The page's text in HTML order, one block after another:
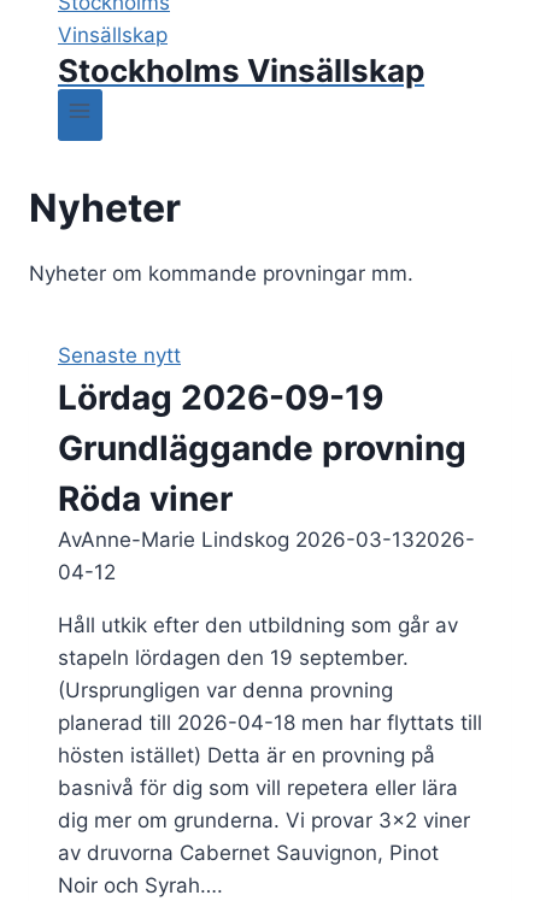
Stockholms Vinsällskap
Nyheter
Nyheter om kommande provningar mm.
Senaste nytt
Lördag 2026-09-19
Grundläggande provning
Röda viner
AvAnne-Marie Lindskog 2026-03-132026-
04-12
Håll utkik efter den utbildning som går av
stapeln lördagen den 19 september.
(Ursprungligen var denna provning
planerad till 2026-04-18 men har flyttats till
hösten istället) Detta är en provning på
basnivå för dig som vill repetera eller lära
dig mer om grunderna. Vi provar 3×2 viner
av druvorna Cabernet Sauvignon, Pinot
Noir och Syrah….